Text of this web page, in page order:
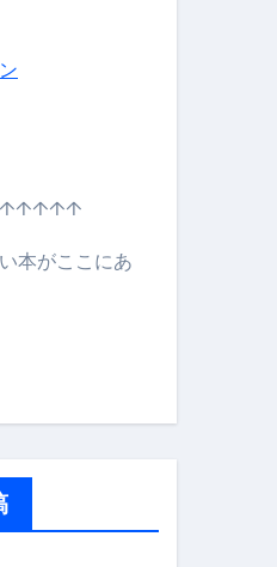
本がここにあ